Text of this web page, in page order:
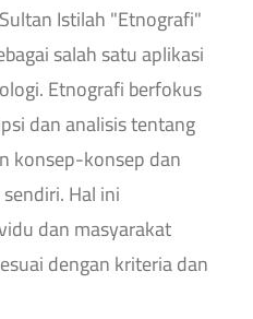
Istilah "Etnografi"
salah satu aplikasi
Etnografi berfokus
dan analisis tentang
konsep-konsep dan
Hal ini
dan masyarakat
dengan kriteria dan